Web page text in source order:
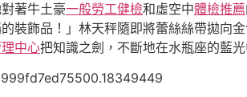
著牛土豪一般勞工健檢和虛空中體檢推薦
裝飾品！」林天秤隨即將蕾絲絲帶拋向
中心把知識之劍，不斷地在水瓶座的藍